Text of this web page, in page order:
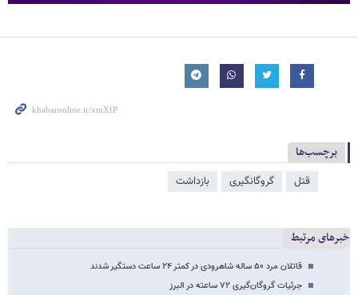
برچسب‌ها
قتل گروگانگیری بازداشت
خبرهای مرتبط
قاتلان مرد ۵۰ ساله شاهرودی در کمتر ۲۴ ساعت دستگیر شدند
جرئیات گروگان‌گیری ۷۲ ساعته در البرز